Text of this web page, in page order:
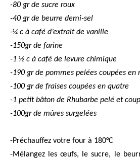
-80 gr de sucre roux
-40 gr de beurre demi-sel
-¼ c à café d’extrait de vanille
-150gr de farine
-1 ½ c à café de levure chimique
-190 gr de pommes pelées coupées en
-100 gr de fraises coupées en quatre
-1 petit bâton de Rhubarbe pelé et
-100gr de mûres surgelées
-Préchauffez votre four à 180°C
-Mélangez les œufs, le sucre, le